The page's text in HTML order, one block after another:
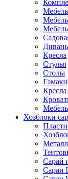
Мебель
Кресла
Стулья
Столы
Гамаки
Кресла
Хозблоки
Сарай
Cараи